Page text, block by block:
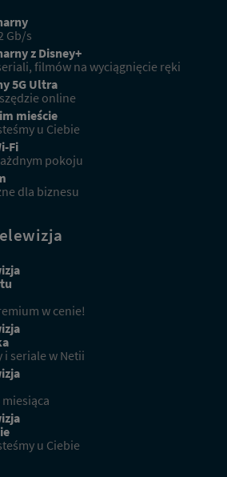
Gb/s
z Disney+
filmów na wyciągnięcie ręki
5G Ultra
online
mieście
u Ciebie
Fi
pokoju
dla biznesu
w cenie!
i seriale w Netii
miesiąca
u Ciebie